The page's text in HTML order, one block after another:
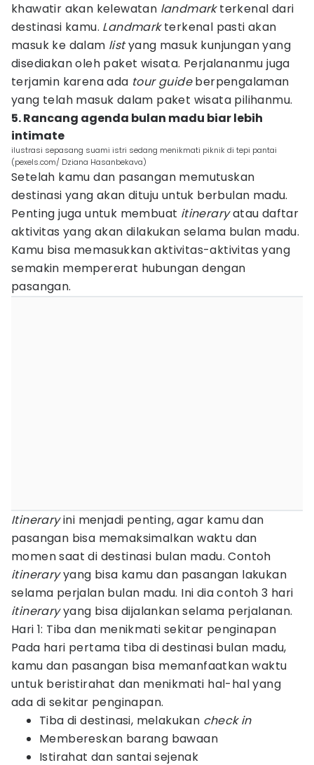
khawatir akan kelewatan landmarkterkenal dari
destinasi kamu. Landmarkterkenal pasti akan
masuk ke dalam listyang masuk kunjungan yang
disediakan oleh paket wisata. Perjalananmu juga
terjamin karena ada tour guideberpengalaman
yang telah masuk dalam paket wisata pilihanmu.
5. Rancang agenda bulan madu biar lebih
intimate
ilustrasi sepasang suami istri sedang menikmati piknik di tepi pantai
(pexels.com/ Dziana Hasanbekava)
Setelah kamu dan pasangan memutuskan
destinasi yang akan dituju untuk berbulan madu.
Penting juga untuk membuat itineraryatau daftar
aktivitas yang akan dilakukan selama bulan madu.
Kamu bisa memasukkan aktivitas-aktivitas yang
semakin mempererat hubungan dengan
pasangan.
Itineraryini menjadi penting, agar kamu dan
pasangan bisa memaksimalkan waktu dan
momen saat di destinasi bulan madu. Contoh
itineraryyang bisa kamu dan pasangan lakukan
selama perjalan bulan madu. Ini dia contoh 3 hari
itineraryyang bisa dijalankan selama perjalanan.
Hari 1: Tiba dan menikmati sekitar penginapan
Pada hari pertama tiba di destinasi bulan madu,
kamu dan pasangan bisa memanfaatkan waktu
untuk beristirahat dan menikmati hal-hal yang
ada di sekitar penginapan.
Tiba di destinasi, melakukan check in
Membereskan barang bawaan
Istirahat dan santai sejenak